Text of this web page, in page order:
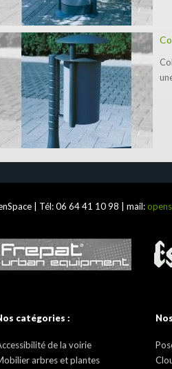
| Tél:06 64 41 10 98 | mail:
catégories :
de la voirie
arbres et plantes